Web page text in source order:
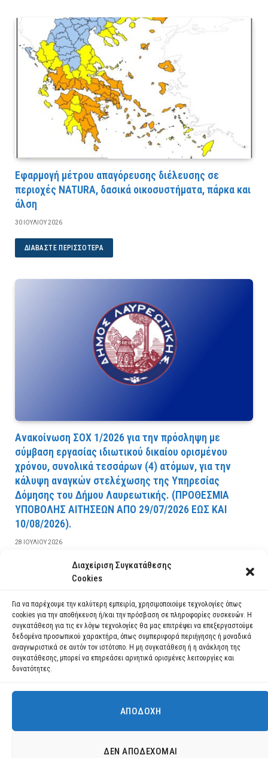
Διαχείριση Συγκατάθεσης
Cookies
Για να παρέχουμε την καλύτερη εμπειρία, χρησιμοποιούμε τεχνολογίες όπως
cookies για την αποθήκευση ή/και την πρόσβαση σε πληροφορίες συσκευών. Η
συγκατάθεση για τις εν λόγω τεχνολογίες θα μας επιτρέψει να επεξεργαστούμε
δεδομένα προσωπικού χαρακτήρα, όπως συμπεριφορά περιήγησης ή μοναδικά
αναγνωριστικά σε αυτόν τον ιστότοπο. Η μη συγκατάθεση ή η ανάκληση της
συγκατάθεσης, μπορεί να επηρεάσει αρνητικά ορισμένες λειτουργίες και
δυνατότητες.
ΑΠΟΔΟΧΉ
ΔΕΝ ΑΠΟΔΈΧΟΜΑΙ
Εφαρμογή μέτρου απαγόρευσης διέλευσης σε
περιοχές NATURA, δασικά οικοσυστήματα, πάρκα και
άλση
30 ΙΟΥΛΊΟΥ 2026
ΔΙΑΒΆΣΤΕ ΠΕΡΙΣΣΌΤΕΡΑ
Ανακοίνωση ΣΟΧ 1/2026 για την πρόσληψη με
σύμβαση εργασίας ιδιωτικού δικαίου ορισμένου
χρόνου, συνολικά τεσσάρων (4) ατόμων, για την
κάλυψη αναγκών στελέχωσης της Υπηρεσίας
Δόμησης του Δήμου Λαυρεωτικής. (ΠPOΘEΣMIA
YΠOBOΛHΣ AITHΣEΩN AΠO 29/07/2026 EΩΣ KAI
10/08/2026).
28 ΙΟΥΛΊΟΥ 2026
ΔΙΑΒΆΣΤΕ ΠΕΡΙΣΣΌΤΕΡΑ
Χρησιμοποιούμε cookies για να σας προσφέρουμε τη βέλτιστη εμπειρία
πλοήγησης στον ιστότοπό μας.
ρυθμίσεις